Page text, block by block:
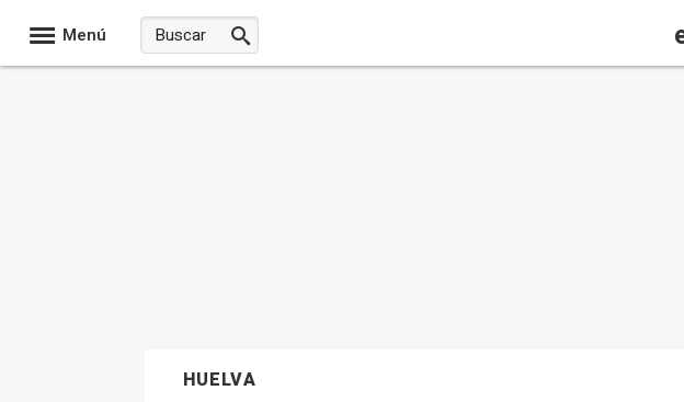
Menú
HUELVA